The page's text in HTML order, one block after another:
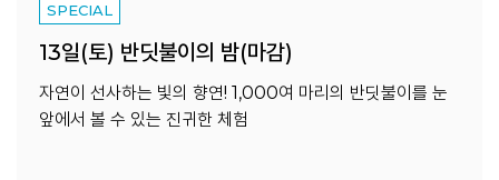
SPECIAL
13일(토) 반딧불이의 밤(마감)
자연이 선사하는 빛의 향연! 1,000여 마리의 반딧불이를 눈
앞에서 볼 수 있는 진귀한 체험